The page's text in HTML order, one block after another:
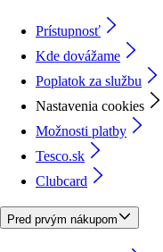
Prístupnosť
Kde dovážame
Poplatok za službu
Nastavenia cookies
Možnosti platby
Tesco.sk
Clubcard
Pred prvým nákupom